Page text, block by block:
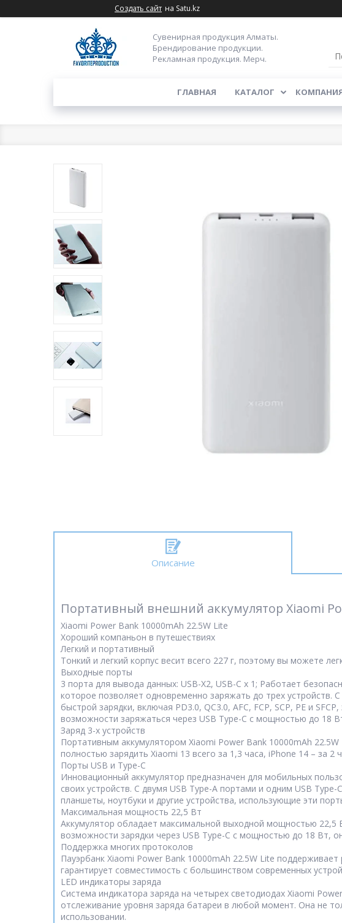
Создать сайт на Satu.kz
Сувенирная продукция Алматы.
Брендирование продукции.
Рекламная продукция. Мерч.
ГЛАВНАЯ КАТАЛОГ
Описание
Портативный внешний аккумулятор Xiaomi
Xiaomi Power Bank 10000mAh 22.5W Lite
Хороший компаньон в путешествиях
Легкий и портативный
Тонкий и легкий корпус весит всего 227 г, поэтому вы можете
Выходные порты
3 порта для вывода данных: USB-X2, USB-C x 1; Работает
которое позволяет одновременно заряжать до трех устройств.
быстрой зарядки, включая PD3.0, QC3.0, AFC, FCP, SCP, PE и
возможности заряжаться через USB Type-C с мощностью до 18
Заряд 3-х устройств
Портативным аккумулятором Xiaomi Power Bank 10000mAh
полностью зарядить Xiaomi 13 всего за 1,3 часа, iPhone 14 – за
Порты USB и Type-C
Инновационный аккумулятор предназначен для мобильных
своих устройств. С двумя USB Type-A портами и одним USB
планшеты, ноутбуки и другие устройства, использующие эти
Максимальная мощность 22,5 Вт
Аккумулятор обладает максимальной выходной мощностью
возможности зарядки через USB Type-C с мощностью до 18 Вт,
Поддержка многих протоколов
Пауэрбанк Xiaomi Power Bank 10000mAh 22.5W Lite
гарантирует совместимость с большинством современных
LED индикаторы заряда
Система индикатора заряда на четырех светодиодах Xiaomi
отслеживание уровня заряда батареи в любой момент. Она не
использовании.